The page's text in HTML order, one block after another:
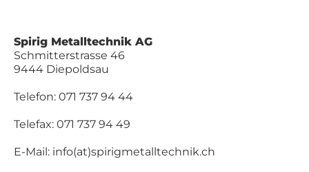
Spirig Metalltechnik AG
Schmitterstrasse 46
9444 Diepoldsau
Telefon: 071 737 94 44
Telefax: 071 737 94 49
E-Mail: info(at)spirigmetalltechnik.ch